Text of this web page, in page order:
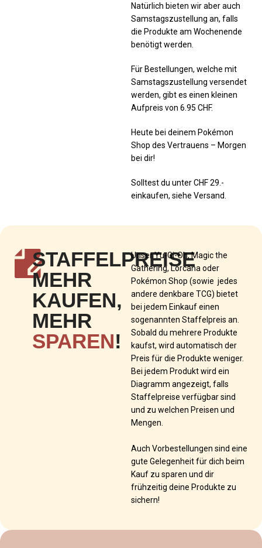
Natürlich bieten wir aber auch
Samstagszustellung an, falls
die Produkte am Wochenende
benötigt werden.
Für Bestellungen, welche mit
Samstagszustellung versendet
werden, gibt es einen kleinen
Aufpreis von 6.95 CHF.
Heute bei deinem Pokémon
Shop des Vertrauens – Morgen
bei dir!
Solltest du unter CHF 29.-
einkaufen, siehe Versand.
STAFFELPREISE
MEHR
KAUFEN,
MEHR
SPAREN!
Unser Yu-Gi-Oh, Magic the
Gathering, Lorcana oder
Pokémon Shop (sowie jedes
andere denkbare TCG) bietet
bei jedem Einkauf einen
sogenannten Staffelpreis an.
Sobald du mehrere Produkte
kaufst, wird automatisch der
Preis für die Produkte weniger.
Bei jedem Produkt wird ein
Diagramm angezeigt, falls
Staffelpreise verfügbar sind
und zu welchen Preisen und
Mengen.
Auch Vorbestellungen sind eine
gute Gelegenheit für dich beim
Kauf zu sparen und dir
frühzeitig deine Produkte zu
sichern!